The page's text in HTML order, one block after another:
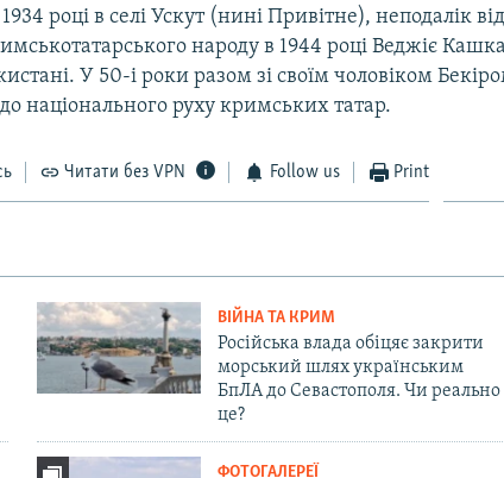
році в селі Ускут (нині Привітне), неподалік
народу в 1944 році Веджіє
У 50-і роки разом зі своїм чоловіком
національного руху кримських татар.
Читати без VPN Follow us Print
ВІЙНА ТА КРИМ
Російська влада обіцяє закрити
морський шлях українським
БпЛА до Севастополя. Чи реально
це?
ФОТОГАЛЕРЕЇ